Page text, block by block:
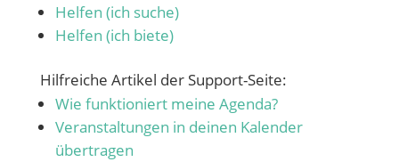
Helfen (ich suche)
Helfen (ich biete)
Hilfreiche Artikel der Support-Seite:
Wie funktioniert meine Agenda?
Veranstaltungen in deinen Kalender
übertragen